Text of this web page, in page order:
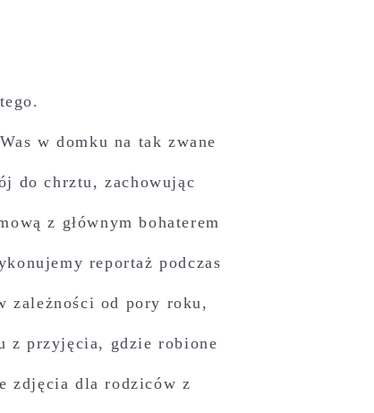
w domku na tak zwane
do chrztu, zachowując
z głównym bohaterem
reportaż podczas
zależności od pory roku,
z przyjęcia, gdzie robione
zdjęcia dla rodziców z